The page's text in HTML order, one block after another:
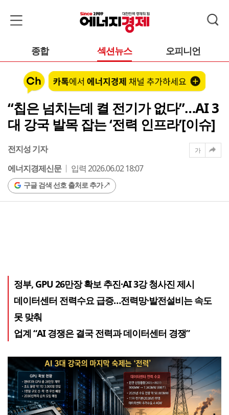
종합 섹션뉴스 오피니언
“칩은 넘치는데 켤 전기가 없다”…AI 3
대 강국 발목 잡는 ‘전력 인프라’[이슈]
전지성 기자
에너지경제신문
입력 2026.06.02 18:07
구글 검색 선호 출처로 추가
가
정부, GPU 26만장 확보 추진·AI 3강 청사진 제시
데이터센터 전력수요 급증…전력망·발전설비는 속도
못 맞춰
업계 “AI 경쟁은 결국 전력과 데이터센터 경쟁”